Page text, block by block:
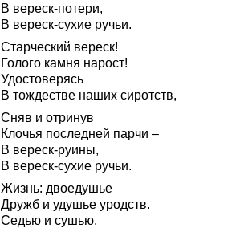
В вереск-потери,
В вереск-сухие ручьи.
Старческий вереск!
Голого камня нарост!
Удостоверясь
В тождестве наших сиротств,
Сняв и отринув
Клочья последней парчи –
В вереск-руины,
В вереск-сухие ручьи.
Жизнь: двоедушье
Дружб и удушье уродств.
Седью и сушью,